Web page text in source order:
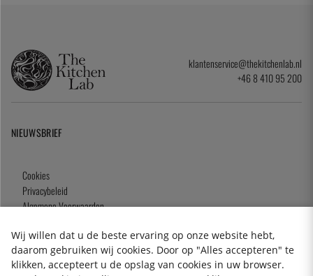
klantenservice@thekitchenlab.nl
+46 8 410 95 200
NIEUWSBRIEF
Cookies
Privacybeleid
Algemene Voorwaarden
Wij willen dat u de beste ervaring op onze website hebt,
daarom gebruiken wij cookies. Door op "Alles accepteren" te
klikken, accepteert u de opslag van cookies in uw browser.